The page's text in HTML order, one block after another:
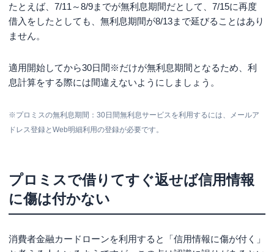
たとえば、7/11～8/9までが無利息期間だとして、7/15に再度
借入をしたとしても、無利息期間が8/13まで延びることはあり
ません。
適用開始してから30日間※だけが無利息期間となるため、利
息計算をする際には間違えないようにしましょう。
※プロミスの無利息期間：30日間無利息サービスを利用するには、メールア
ドレス登録とWeb明細利用の登録が必要です。
プロミスで借りてすぐ返せば信用情報
に傷は付かない
消費者金融カードローンを利用すると「信用情報に傷が付く」